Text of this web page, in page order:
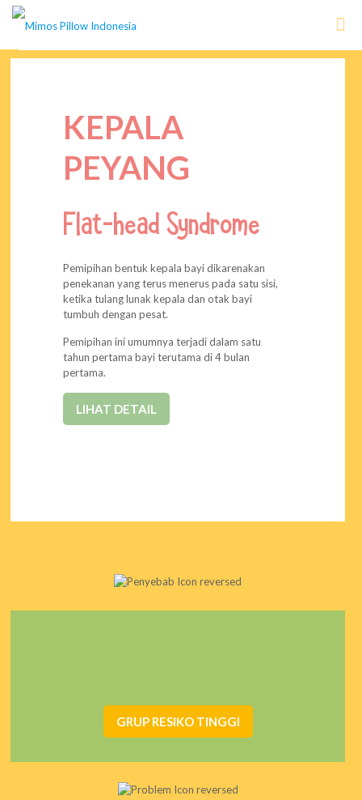
KEPALA
PEYANG
Flat-head Syndrome
Pemipihan bentuk kepala bayi dikarenakan
penekanan yang terus menerus pada satu sisi,
ketika tulang lunak kepala dan otak bayi
tumbuh dengan pesat.
Pemipihan ini umumnya terjadi dalam satu
tahun pertama bayi terutama di 4 bulan
pertama.
LIHAT DETAIL
GRUP RESIKO TINGGI